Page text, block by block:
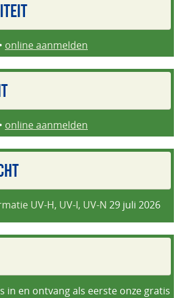
• online aanmelden
• online aanmelden
UV-H, UV-I, UV-N 29 juli 2026
in en ontvang als eerste onze gratis